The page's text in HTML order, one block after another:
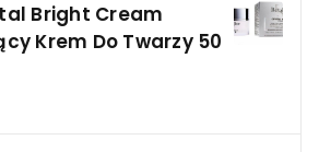
Bright Cream
Krem Do Twarzy 50